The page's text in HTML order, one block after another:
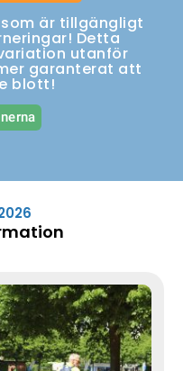
som är tillgängligt
Detta
utanför
garanterat att
blott!